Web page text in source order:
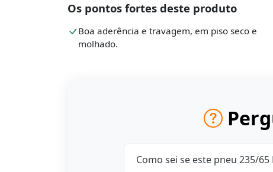
Os pontos fortes deste produto
Boa aderência e travagem, em piso seco e
molhado.
Como sei se este pneu 235/